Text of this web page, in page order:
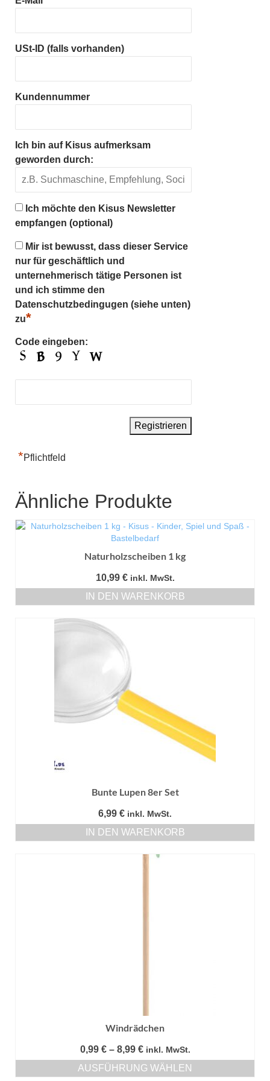
USt-ID (falls vorhanden)
Kundennummer
Ich bin auf Kisus aufmerksam
geworden durch:
Ich möchte den Kisus Newsletter
empfangen (optional)
Mir ist bewusst, dass dieser Service
nur für geschäftlich und
unternehmerisch tätige Personen ist
und ich stimme den
Datenschutzbedingugen (siehe unten)
zu*
Code eingeben:
*Pflichtfeld
Ähnliche Produkte
Naturholzscheiben 1 kg
10,99 € inkl. MwSt.
IN DEN WARENKORB
Bunte Lupen 8er Set
6,99 € inkl. MwSt.
IN DEN WARENKORB
Windrädchen
0,99 € – 8,99 €Preisspanne:
0,99 €
bis
inkl. MwSt.
AUSFÜHRUNG WÄHLEN